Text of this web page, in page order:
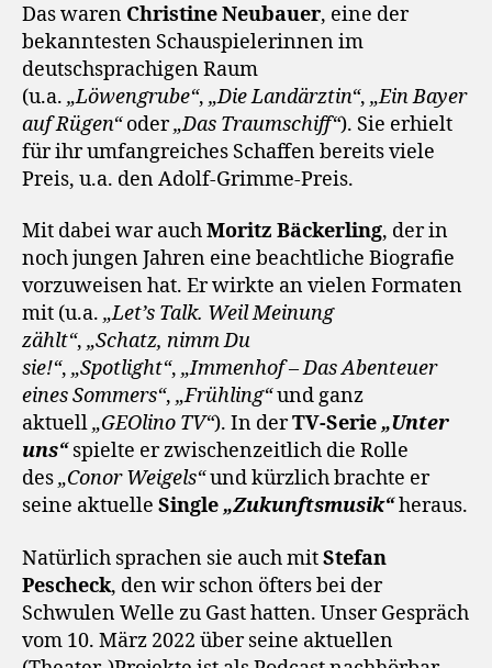
Das waren Christine Neubauer, eine der
bekanntesten Schauspielerinnen im
deutschsprachigen Raum
(u.a. „Löwengrube“, „Die Landärztin“, „Ein Bayer
auf Rügen“oder„Das Traumschiff“). Sie erhielt
für ihr umfangreiches Schaffen bereits viele
Preis, u.a. den Adolf-Grimme-Preis.
Mit dabei war auchMoritz Bäckerling, der in
noch jungen Jahren eine beachtliche Biografie
vorzuweisen hat. Er wirkte an vielen Formaten
mit (u.a. „Let’s Talk. Weil Meinung
zählt“, „Schatz, nimm Du
sie!“, „Spotlight“, „Immenhof – Das Abenteuer
eines Sommers“, „Frühling“und ganz
aktuell„GEOlino TV“). In derTV-Serie „Unter
uns“spielte er zwischenzeitlich die Rolle
des„Conor Weigels“und kürzlich brachte er
seine aktuelle Single „Zukunftsmusik“heraus.
Natürlich sprachen sie auch mitStefan
Pescheck, den wir schon öfters bei der
Schwulen Welle zu Gast hatten. Unser Gespräch
vom 10. März 2022 über seine aktuellen